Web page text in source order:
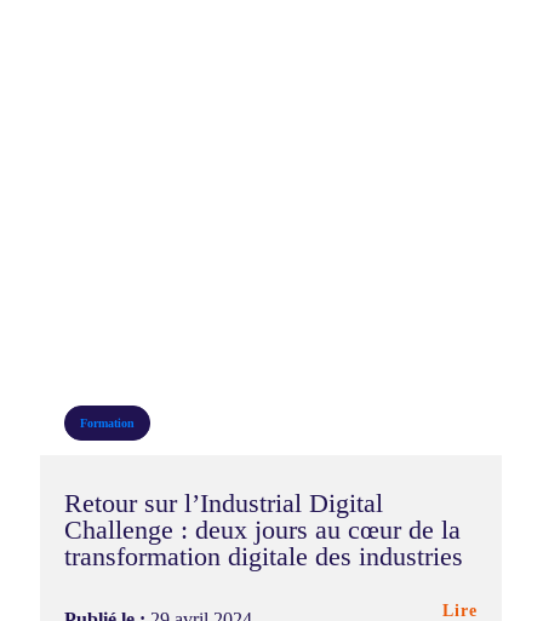
Formation
Retour sur l’Industrial Digital
Challenge : deux jours au cœur de la
transformation digitale des industries
Lire